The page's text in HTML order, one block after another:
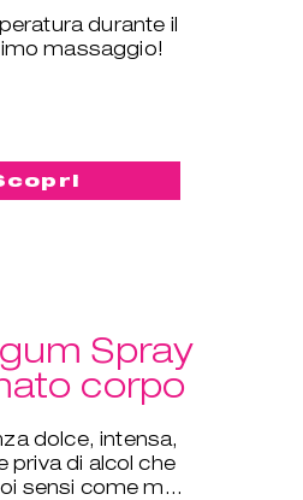
durante il
massaggio!
Spray
corpo
dolce, intensa,
priva di alcol che
sensi come mai